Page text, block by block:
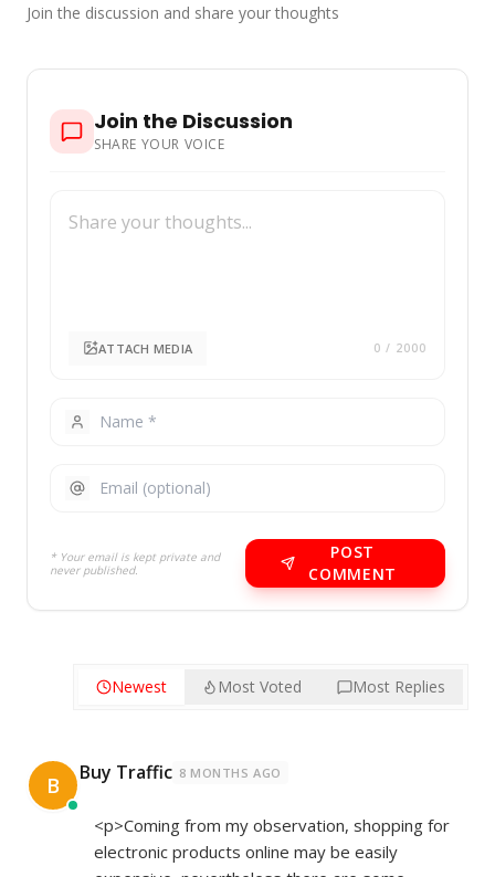
Join the discussion and share your thoughts
Join the Discussion
SHARE YOUR VOICE
ATTACH MEDIA 0 / 2000
* Your email is kept private and
never published.
POST
COMMENT
Newest Most Voted Most Replies
B Buy Traffic 8 MONTHS AGO
<p>Coming from my observation, shopping for
electronic products online may be easily